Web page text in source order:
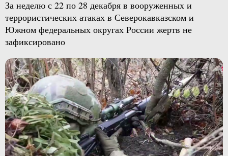
За неделю с 22 по 28 декабря в вооруженных и
террористических атаках в Северокавказском и
Южном федеральных округах России жертв не
зафиксировано